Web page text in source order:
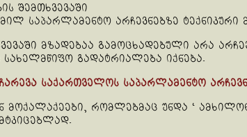
შემთხვევაში
საპარლამენტო არჩევნებზე
მზადებაა გამოცხადებული არა
გადატრიალება იქნება.
საქართველოს საპარლამენტო
მოქალაქეები, რომლებმაც უნდა ‘